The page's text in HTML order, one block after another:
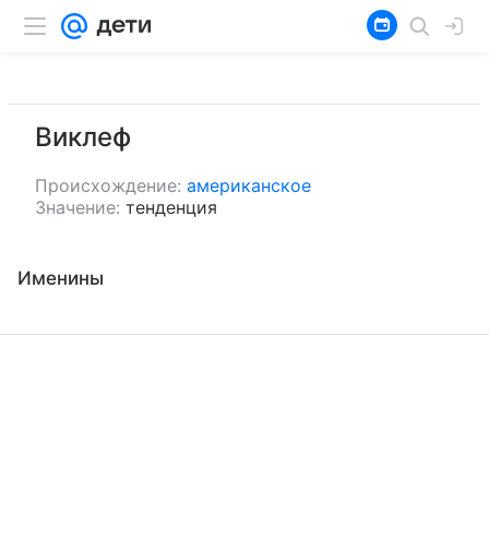
Виклеф
Происхождение: американское
Значение: тенденция
Именины